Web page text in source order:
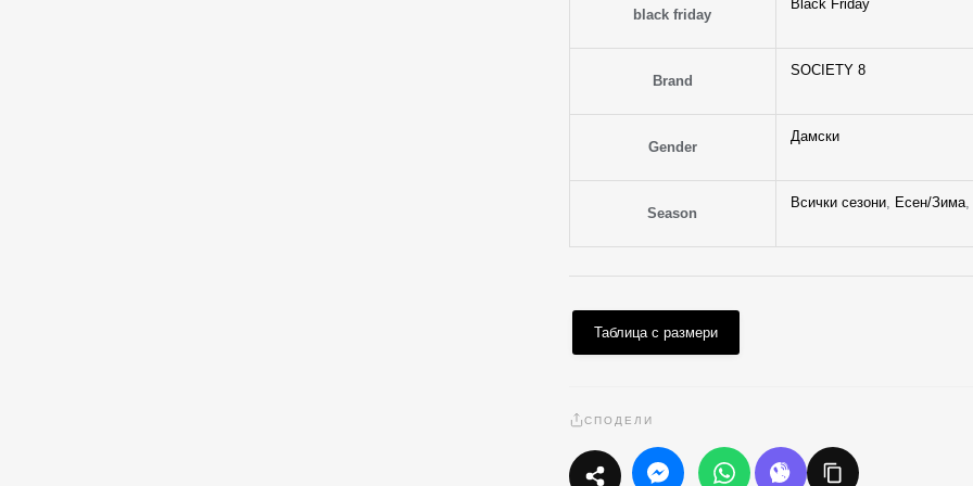
black friday
Black Friday
Brand
SOCIETY 8
Gender
Дамски
Season
Всички сезони, Есен/Зима,
Таблица с размери
СПОДЕЛИ